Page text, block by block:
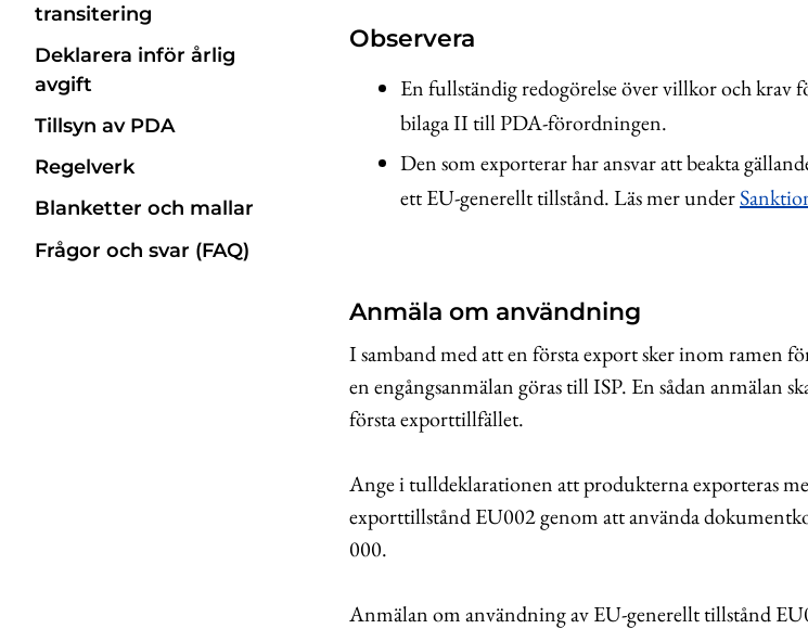
transitering
Deklarera inför årlig
avgift
Tillsyn av PDA
Regelverk
Blanketter och mallar
Frågor och svar (FAQ)
Observera
En fullständig redogörelse över villkor och krav
bilaga II till PDA-förordningen.
Den som exporterar har ansvar att beakta
ett EU-generellt tillstånd. Läs mer under
Anmäla om användning
I samband med att en första export sker inom ramen
en engångsanmälan göras till ISP. En sådan anmälan
första exporttillfället.
Ange i tulldeklarationen att produkterna exporteras
exporttillstånd EU002genom att använda
000.
Anmälan om användning av EU-generellt tillstånd